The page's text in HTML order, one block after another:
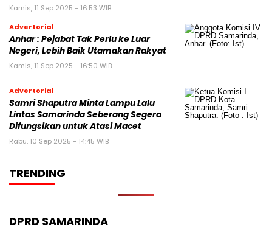
Kamis, 11 Sep 2025 - 16:53 WIB
Advertorial
Anhar : Pejabat Tak Perlu ke Luar
Negeri, Lebih Baik Utamakan Rakyat
Kamis, 11 Sep 2025 - 16:50 WIB
Advertorial
Samri Shaputra Minta Lampu Lalu
Lintas Samarinda Seberang Segera
Difungsikan untuk Atasi Macet
Rabu, 10 Sep 2025 - 14:45 WIB
TRENDING
DPRD SAMARINDA